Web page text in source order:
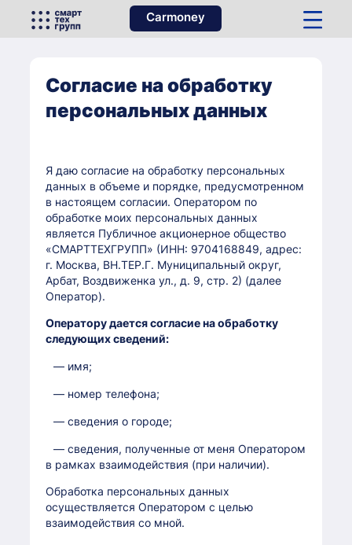
Carmoney
Согласие на обработку
персональных данных
Я даю согласие на обработку персональных
данных в объеме и порядке, предусмотренном
в настоящем согласии. Оператором по
обработке моих персональных данных
является Публичное акционерное общество
«СМАРТТЕХГРУПП» (ИНН: 9704168849, адрес:
г. Москва, ВН.ТЕР.Г. Муниципальный округ,
Арбат, Воздвиженка ул., д. 9, стр. 2) (далее
Оператор).
Оператору дается согласие на обработку
следующих сведений:
— имя;
— номер телефона;
— сведения о городе;
— сведения, полученные от меня Оператором
в рамках взаимодействия (при наличии).
Обработка персональных данных
осуществляется Оператором с целью
взаимодействия со мной.